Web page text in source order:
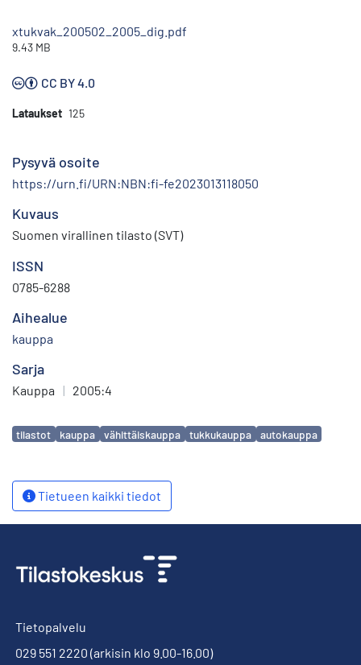
xtukvak_200502_2005_dig.pdf
9.43 MB
CC BY 4.0
Lataukset 125
Pysyvä osoite
https://urn.fi/URN:NBN:fi-fe2023013118050
Kuvaus
Suomen virallinen tilasto (SVT)
ISSN
0785-6288
Aihealue
kauppa
Sarja
Kauppa | 2005:4
Avainsanat
tilastot kauppa vähittäiskauppa tukkukauppa autokauppa
Tietueen kaikki tiedot
Tietopalvelu
029 551 2220 (arkisin klo 9.00-16.00)